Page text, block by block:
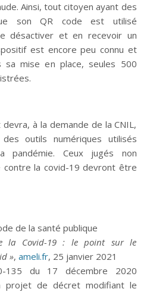
Ainsi, tout citoyen ayant des
son QR code est utilisé
désactiver et en recevoir un
est encore peu connu et
sa mise en place, seules 500
à la demande de la CNIL,
outils numériques utilisés
Ceux jugés non
contre la covid-19 devront être
de la santé publique
la Covid-19 : le point sur le
», ameli.fr, 25 janvier 2021
135 du 17 décembre 2020
projet de décret modifiant le